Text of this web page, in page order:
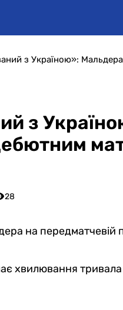
з
28
на передматчевій
хвилювання